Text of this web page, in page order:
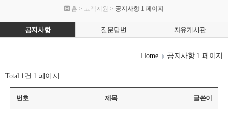
홈 > 고객지원 > 공지사항 1 페이지
공지사항 질문답변 자유게시판
Home 공지사항 1 페이지
Total 1건 1 페이지
번호 제목 글쓴이